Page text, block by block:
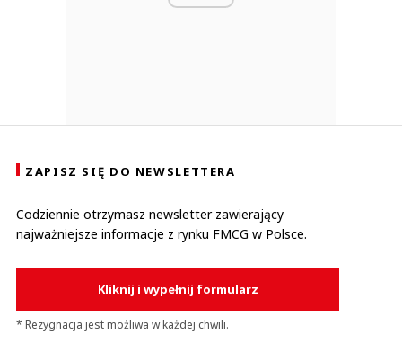
ZAPISZ SIĘ DO NEWSLETTERA
Codziennie otrzymasz newsletter zawierający
najważniejsze informacje z rynku FMCG w Polsce.
Kliknij i wypełnij formularz
* Rezygnacja jest możliwa w każdej chwili.